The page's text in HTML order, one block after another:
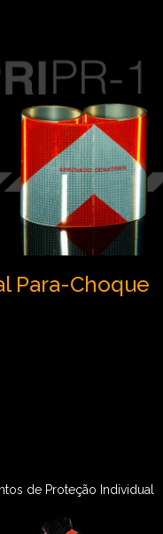
Para-Choque
de Proteção Individual